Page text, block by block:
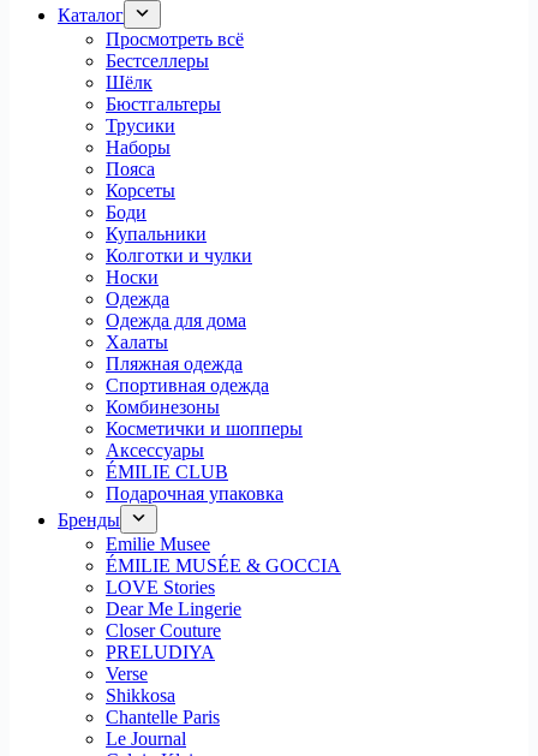
Каталог
Просмотреть всё
Бестселлеры
Шёлк
Бюстгальтеры
Трусики
Наборы
Пояса
Корсеты
Боди
Купальники
Колготки и чулки
Носки
Одежда
Одежда для дома
Халаты
Пляжная одежда
Спортивная одежда
Комбинезоны
Косметички и шопперы
Аксессуары
ÉMILIE CLUB
Подарочная упаковка
Бренды
Emilie Musee
ÉMILIE MUSÉE & GOCCIA
LOVE Stories
Dear Me Lingerie
Closer Couture
PRELUDIYA
Verse
Shikkosa
Chantelle Paris
Le Journal